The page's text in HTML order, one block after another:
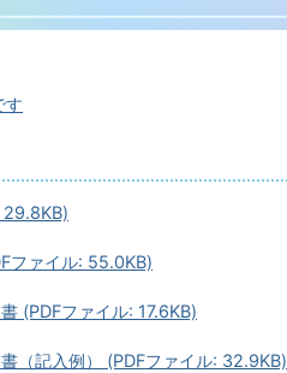
す
29.8KB)
ファイル: 55.0KB)
(PDFファイル: 17.6KB)
（記入例） (PDFファイル: 32.9KB)